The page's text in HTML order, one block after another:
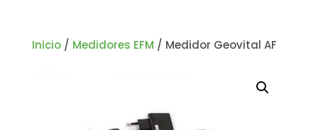
Inicio/ Medidores EFM / Medidor Geovital AF